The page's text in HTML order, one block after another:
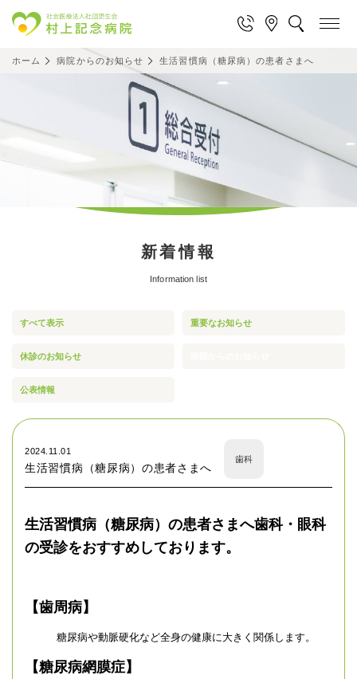
ホーム 病院からのお知らせ 生活習慣病（糖尿病）の患者さまへ
新着情報
Information list
すべて表示 重要なお知らせ
休診のお知らせ
公表情報
2024.11.01
生活習慣病（糖尿病）の患者さまへ
歯科
生活習慣病（糖尿病）の患者さまへ歯科・眼科
の受診をおすすめしております。
【歯周病】
糖尿病や動脈硬化など全身の健康に大きく関係します。
【糖尿病網膜症】